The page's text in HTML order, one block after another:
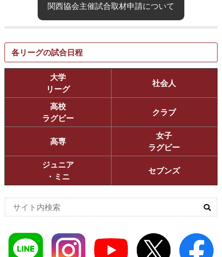
関西協会主催試合取材申請について
各リーグの試合日程
大学
リーグ
社会人
高校
ラグビー
クラブ
高専
女子
ラグビー
ジュニア
・ミニ
セブンズ